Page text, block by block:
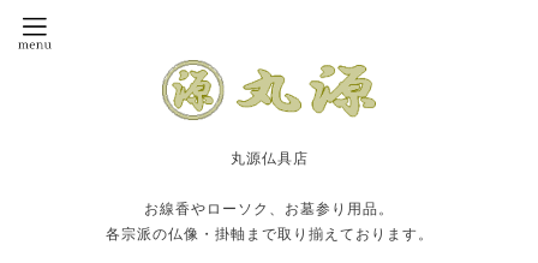
丸源仏具店
お線香やローソク、お墓参り用品。
各宗派の仏像・掛軸まで取り揃えております。